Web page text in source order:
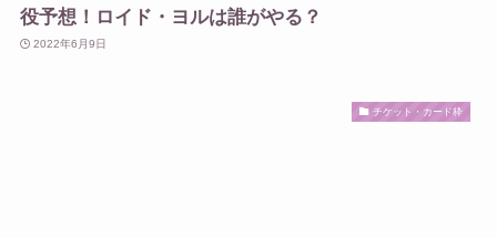
役予想！ロイド・ヨルは誰がやる？
2022年6月9日
チケット・カード枠